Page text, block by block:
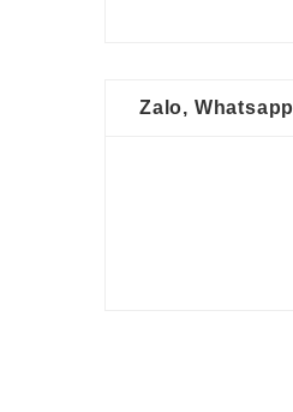
Zalo, Whatsapp